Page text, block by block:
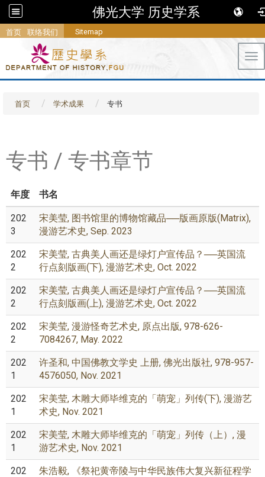
佛光大学 历史学系
首页 联络我们 Sitemap
首页 学术成果 专书
专书 / 专书章节
年度 书名
202
3
宋美莹, 图书馆里的博物馆藏品──版画原版(Matrix),
漫游艺术史, Sep. 2023
202
2
宋美莹, 古典美人画还是绿灯户宣传品？──英国流
行点刻版画(下), 漫游艺术史, Oct. 2022
202
2
宋美莹, 古典美人画还是绿灯户宣传品？──英国流
行点刻版画(上), 漫游艺术史, Oct. 2022
202
2
宋美莹, 漫游怪奇艺术史, 原点出版, 978-626-
7084267, May. 2022
202
1
许圣和, 中国佛教文学史 上册, 佛光出版社, 978-957-
4576050, Nov. 2021
202
1
宋美莹, 木雕大师毕维克的「萌宠」列传(下), 漫游艺
术史, Nov. 2021
202
1
宋美莹, 木雕大师毕维克的「萌宠」列传（上）, 漫
游艺术史, Nov. 2021
202
朱浩毅, 《祭祀黄帝陵与中华民族伟大复兴新征程学